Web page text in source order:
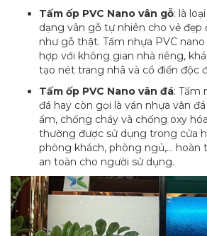
Tấm ốp PVC Nano vân gỗ: là
dạng vân gỗ tự nhiên cho vẻ đẹp
như gỗ thật. Tấm nhựa PVC
hợp với không gian nhà riêng,
tạo nét trang nhã và cổ điển độc
Tấm ốp PVC Nano vân đá: Tấm
đá hay còn gọi là ván nhựa vân
ẩm, chống cháy và chống oxy
thường được sử dụng trong cửa
phòng khách, phòng ngủ,… hoàn
an toàn cho người sử dụng.